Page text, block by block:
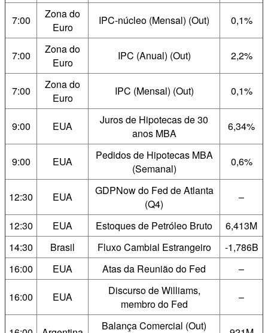
7:00
Zona do
Euro
IPC-núcleo (Mensal) (Out) 0,1%
7:00
Zona do
Euro
IPC (Anual) (Out) 2,2%
7:00
Zona do
Euro
IPC (Mensal) (Out) 0,1%
9:00 EUA
Juros de Hipotecas de 30
anos MBA
6,34%
9:00 EUA
Pedidos de Hipotecas MBA
(Semanal)
0,6%
12:30 EUA
GDPNow do Fed de Atlanta
(Q4)
–
12:30 EUA Estoques de Petróleo Bruto
6,413M
14:30
Brasil Fluxo Cambial Estrangeiro
-1,786B
16:00
EUA Atas da Reunião do Fed –
16:00 EUA
Discurso de Williams,
membro do Fed
–
Balança Comercial (Out)